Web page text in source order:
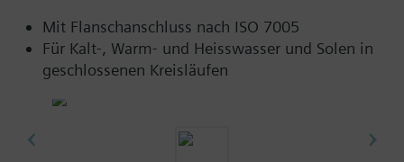
Mit Flanschanschluss nach ISO 7005
Für Kalt-, Warm- und Heisswasser und Solen in
geschlossenen Kreisläufen